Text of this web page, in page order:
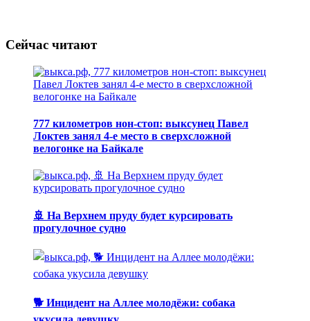
Сейчас читают
777 километров нон-стоп: выксунец Павел
Локтев занял 4-е место в сверхсложной
велогонке на Байкале
🚢 На Верхнем пруду будет курсировать
прогулочное судно
🐕 Инцидент на Аллее молодёжи: собака